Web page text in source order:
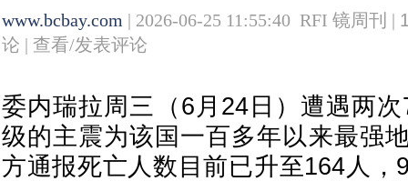
www.bcbay.com | 2026-06-25 11:55:40 RFI 镜周刊 |
论 | 查看/发表评论
委内瑞拉周三（6月24日）遭遇两
级的主震为该国一百多年以来最强
方通报死亡人数目前已升至164人，